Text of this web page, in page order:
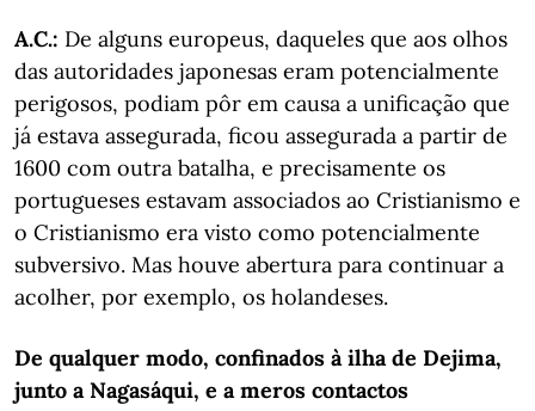
A.C.: De alguns europeus, daqueles que aos olhos
das autoridades japonesas eram potencialmente
perigosos, podiam pôr em causa a unificação que
já estava assegurada, ficou assegurada a partir de
1600 com outra batalha, e precisamente os
portugueses estavam associados ao Cristianismo e
o Cristianismo era visto como potencialmente
subversivo. Mas houve abertura para continuar a
acolher, por exemplo, os holandeses.
De qualquer modo, confinados à ilha de Dejima,
junto a Nagasáqui, e a meros contactos